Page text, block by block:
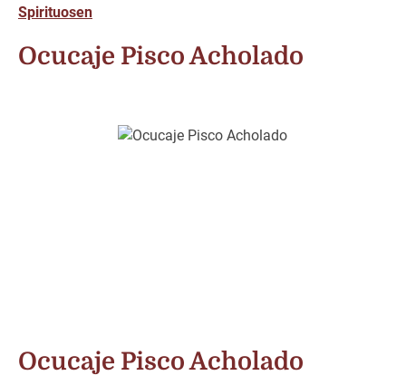
Spirituosen
Ocucaje Pisco Acholado
Bildergalerie überspringen
Ocucaje Pisco Acholado